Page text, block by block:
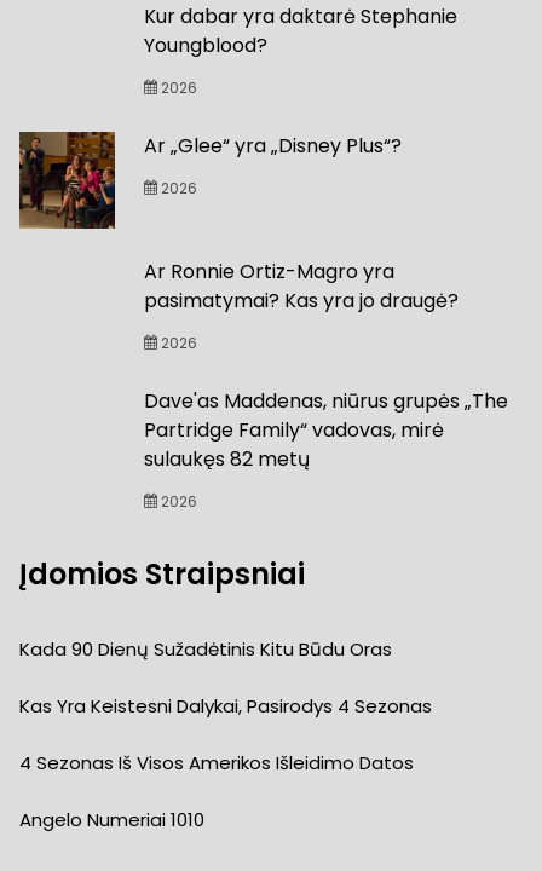
Kur dabar yra daktarė Stephanie
Youngblood?
2026
Ar „Glee“ yra „Disney Plus“?
2026
Ar Ronnie Ortiz-Magro yra
pasimatymai? Kas yra jo draugė?
2026
Dave'as Maddenas, niūrus grupės „The
Partridge Family“ vadovas, mirė
sulaukęs 82 metų
2026
Įdomios Straipsniai
Kada 90 Dienų Sužadėtinis Kitu Būdu Oras
Kas Yra Keistesni Dalykai, Pasirodys 4 Sezonas
4 Sezonas Iš Visos Amerikos Išleidimo Datos
Angelo Numeriai 1010